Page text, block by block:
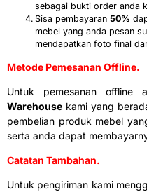
sebagai bukti order anda
Sisa pembayaran 50%
mebel yang anda pesan
mendapatkan foto final
Metode Pemesanan Offline.
Untuk pemesanan offline
Warehouse kami yang
pembelian produk mebel
serta anda dapat
Catatan Tambahan.
Untuk pengiriman kami